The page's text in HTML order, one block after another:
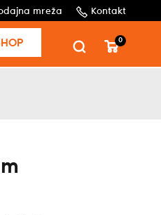
mreža Kontakt
0